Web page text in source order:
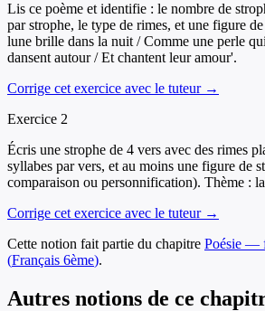
Lis ce poème et identifie : le nombre de
par strophe, le type de rimes, et une figure
lune brille dans la nuit / Comme une perle
dansent autour / Et chantent leur amour'.
Corrige cet exercice avec le tuteur →
Exercice 2
Écris une strophe de 4 vers avec des rimes
syllabes par vers, et au moins une figure de
comparaison ou personnification). Thème :
Corrige cet exercice avec le tuteur →
Cette notion fait partie du chapitre Poésie —
(Français 6ème).
Autres notions de ce